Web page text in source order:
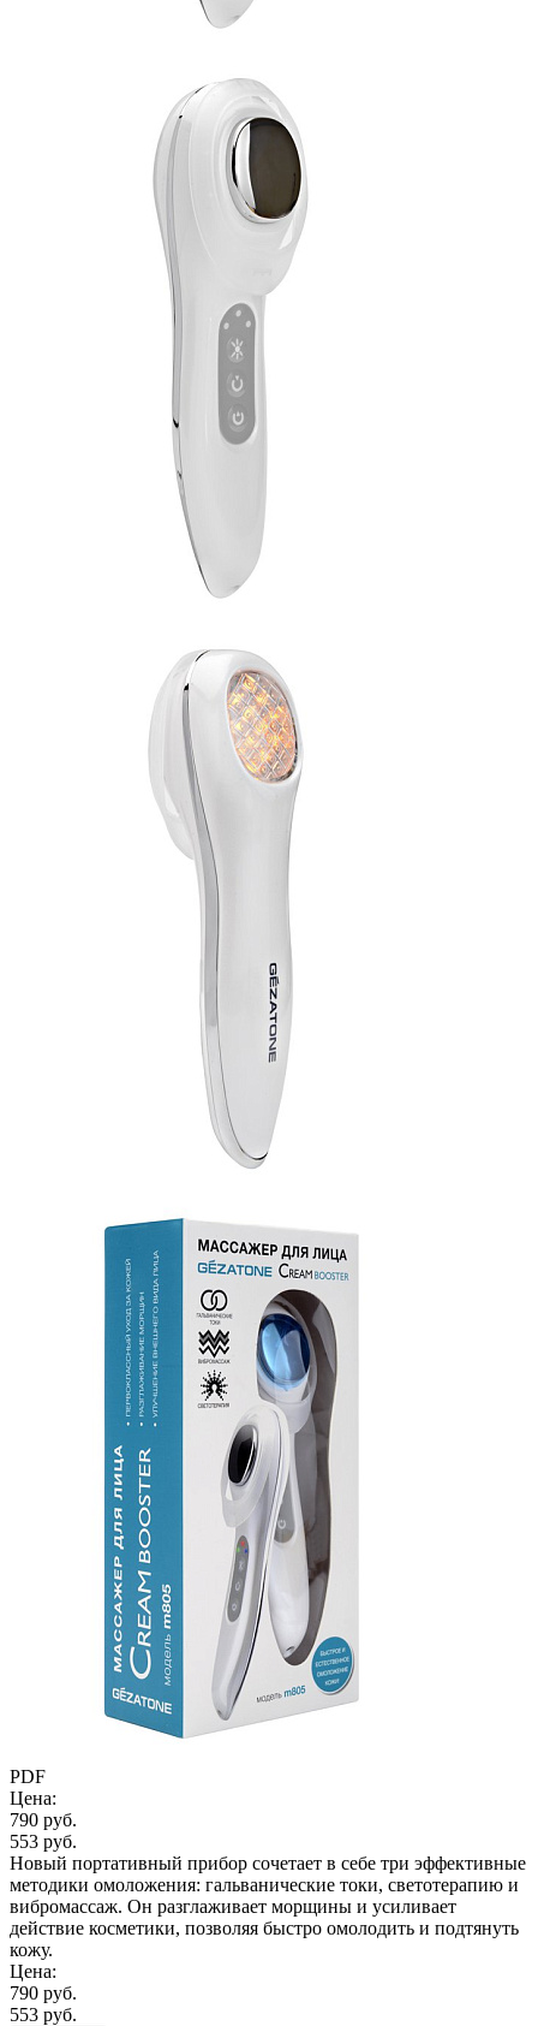
PDF
Цена:
790 руб.
553 руб.
Новый портативный прибор сочетает в себе три эффективные
методики омоложения: гальванические токи, светотерапию и
вибромассаж. Он разглаживает морщины и усиливает
действие косметики, позволяя быстро омолодить и подтянуть
кожу.
Цена:
790 руб.
553 руб.